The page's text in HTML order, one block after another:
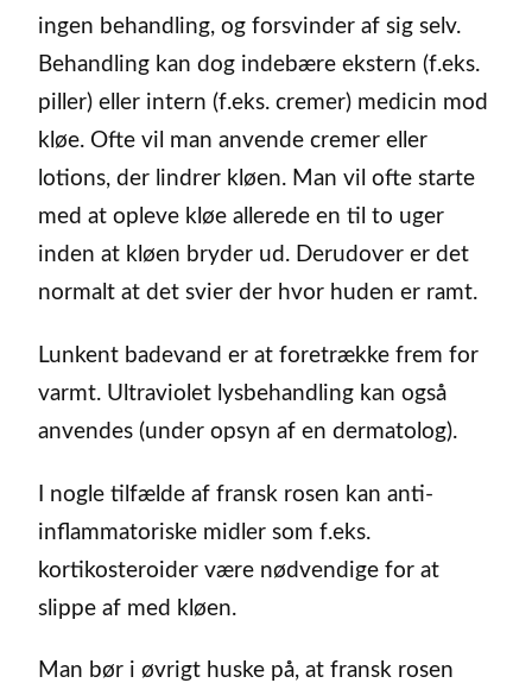
ingen behandling, og forsvinder af sig selv.
Behandling kan dog indebære ekstern (f.eks.
piller) eller intern (f.eks. cremer) medicin mod
kløe. Ofte vil man anvende cremer eller
lotions, der lindrer kløen. Man vil ofte starte
med at opleve kløe allerede en til to uger
inden at kløen bryder ud. Derudover er det
normalt at det svier der hvor huden er ramt.
Lunkent badevand er at foretrække frem for
varmt. Ultraviolet lysbehandling kan også
anvendes (under opsyn af en dermatolog).
I nogle tilfælde af fransk rosen kan anti-
inflammatoriske midler som f.eks.
kortikosteroider være nødvendige for at
slippe af med kløen.
Man bør i øvrigt huske på, at fransk rosen